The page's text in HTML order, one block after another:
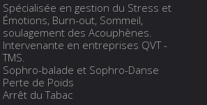
Spécialisée en gestion du Stress et
Émotions, Burn-out, Sommeil,
soulagement des Acouphènes.
Intervenante en entreprises QVT -
TMS.
Sophro-balade et Sophro-Danse
Perte de Poids
Arrêt du Tabac